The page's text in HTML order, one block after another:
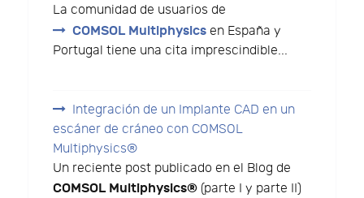
La comunidad de usuarios de
COMSOL Multiphysics en España y
Portugal tiene una cita imprescindible...
Integración de un Implante CAD en un
escáner de cráneo con COMSOL
Multiphysics®
Un reciente post publicado en el Blog de
COMSOL Multiphysics® (parte I y parte II)